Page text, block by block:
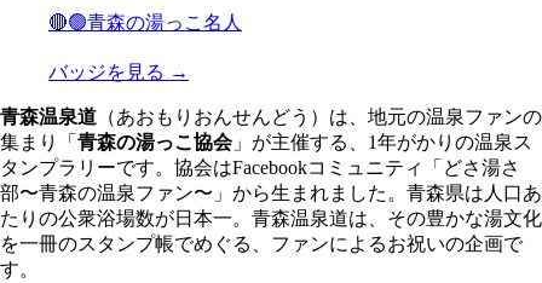
🔴🟢青森の湯っこ名人
バッジを見る →
青森温泉道 （あおもりおんせんどう）は、地元の温泉ファンの
集まり「 青森の湯っこ協会」が主催する、1年がかりの温泉ス
タンプラリーです。協会はFacebookコミュニティ「どさ湯さ
部〜青森の温泉ファン〜」から生まれました。青森県は人口あ
たりの公衆浴場数が日本一。青森温泉道は、その豊かな湯文化
を一冊のスタンプ帳でめぐる、ファンによるお祝いの企画で
す。